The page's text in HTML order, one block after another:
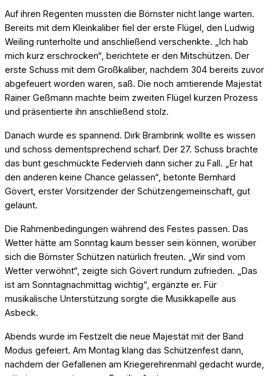
Auf ihren Regenten mussten die Börnster nicht lange warten.
Bereits mit dem Kleinkaliber fiel der erste Flügel, den Ludwig
Weiling runterholte und anschließend verschenkte. „Ich hab
mich kurz erschrocken“, berichtete er den Mitschützen. Der
erste Schuss mit dem Großkaliber, nachdem 304 bereits zuvor
abgefeuert worden waren, saß. Die noch amtierende Majestät
Rainer Geßmann machte beim zweiten Flügel kurzen Prozess
und präsentierte ihn anschließend stolz.
Danach wurde es spannend. Dirk Brambrink wollte es wissen
und schoss dementsprechend scharf. Der 27. Schuss brachte
das bunt geschmückte Federvieh dann sicher zu Fall. „Er hat
den anderen keine Chance gelassen“, betonte Bernhard
Gövert, erster Vorsitzender der Schützengemeinschaft, gut
gelaunt.
Die Rahmenbedingungen während des Festes passen. Das
Wetter hätte am Sonntag kaum besser sein können, worüber
sich die Börnster Schützen natürlich freuten. „Wir sind vom
Wetter verwöhnt“, zeigte sich Gövert rundum zufrieden. „Das
ist am Sonntagnachmittag wichtig“, ergänzte er. Für
musikalische Unterstützung sorgte die Musikkapelle aus
Asbeck.
Abends wurde im Festzelt die neue Majestät mit der Band
Modus gefeiert. Am Montag klang das Schützenfest dann,
nachdem der Gefallenen am Kriegerehrenmahl gedacht wurde,